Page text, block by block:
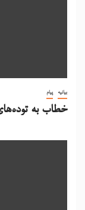
بیانیه پیام
خطاب به